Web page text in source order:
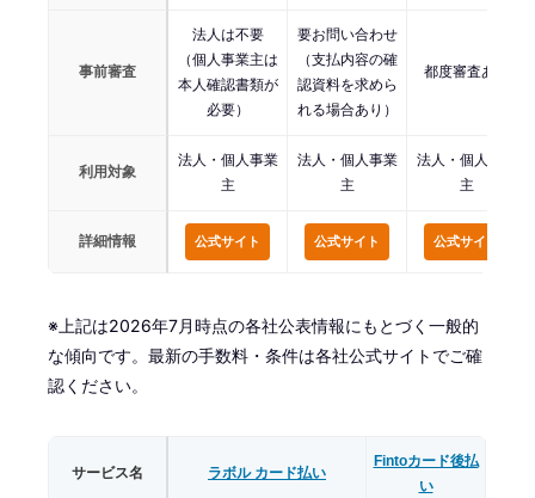
事前審査
法人は不要
（個人事業主は
本人確認書類が
必要）
要お問い合わせ
（支払内容の確
認資料を求めら
れる場合あり）
都度審査あり
利用対象
法人・個人事業
主
法人・個人事業
主
法人・個人事業
主
詳細情報 公式サイト 公式サイト 公式サイト
※上記は2026年7月時点の各社公表情報にもとづく一般的
な傾向です。最新の手数料・条件は各社公式サイトでご確
認ください。
サービス名 ラボル カード払い
Fintoカード後払
い